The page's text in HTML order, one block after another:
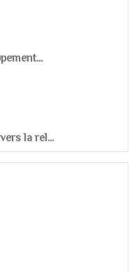
la rel...